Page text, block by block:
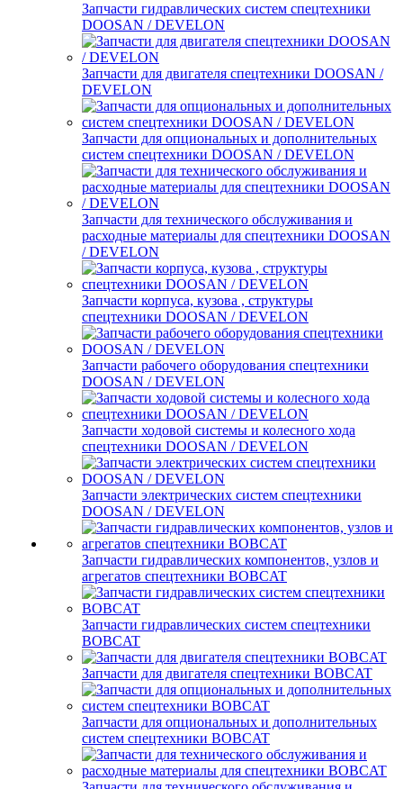
Запчасти гидравлических систем спецтехники
DOOSAN / DEVELON
Запчасти для двигателя спецтехники DOOSAN /
DEVELON
Запчасти для опциональных и дополнительных
систем спецтехники DOOSAN / DEVELON
Запчасти для технического обслуживания и
расходные материалы для спецтехники DOOSAN
/ DEVELON
Запчасти корпуса, кузова , структуры
спецтехники DOOSAN / DEVELON
Запчасти рабочего оборудования спецтехники
DOOSAN / DEVELON
Запчасти ходовой системы и колесного хода
спецтехники DOOSAN / DEVELON
Запчасти электрических систем спецтехники
DOOSAN / DEVELON
Запчасти гидравлических компонентов, узлов и
агрегатов спецтехники BOBCAT
Запчасти гидравлических систем спецтехники
BOBCAT
Запчасти для двигателя спецтехники BOBCAT
Запчасти для опциональных и дополнительных
систем спецтехники BOBCAT